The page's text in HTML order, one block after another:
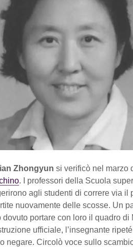
Zhongyun si verificò nel marzo
. I professori della Scuola
agli studenti di correre via il
nuovamente delle scosse. Un
portare con loro il quadro di
ufficiale, l’insegnante ripeté
negare. Circolò voce sullo